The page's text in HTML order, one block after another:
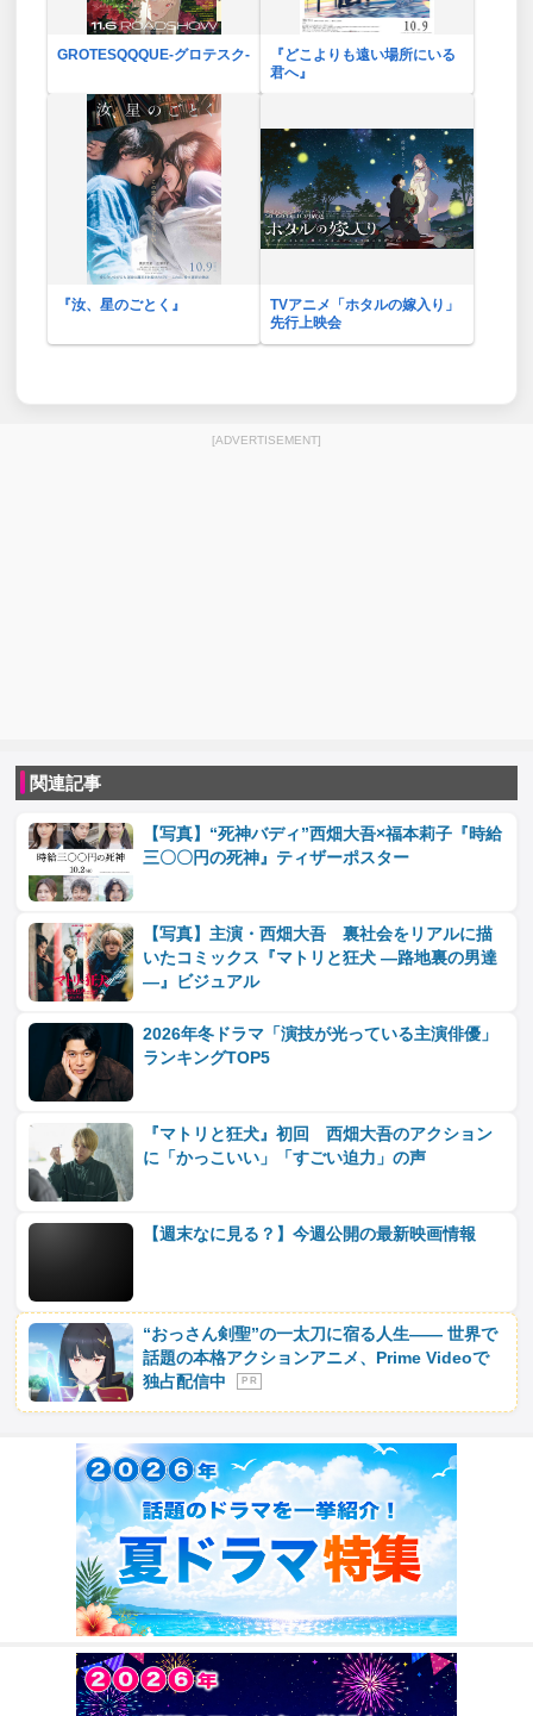
GROTESQQQUE-グロテスク-
『どこよりも遠い場所にいる
君へ』
『汝、星のごとく』
TVアニメ「ホタルの嫁入り」
先行上映会
[ADVERTISEMENT]
関連記事
【写真】“死神バディ”西畑大吾×福本莉子『時給
三〇〇円の死神』ティザーポスター
【写真】主演・西畑大吾 裏社会をリアルに描
いたコミックス『マトリと狂犬 ―路地裏の男達
―』ビジュアル
2026年冬ドラマ「演技が光っている主演俳優」
ランキングTOP5
『マトリと狂犬』初回 西畑大吾のアクション
に「かっこいい」「すごい迫力」の声
【週末なに見る？】今週公開の最新映画情報
“おっさん剣聖”の一太刀に宿る人生―― 世界で
話題の本格アクションアニメ、Prime Videoで
独占配信中
P R